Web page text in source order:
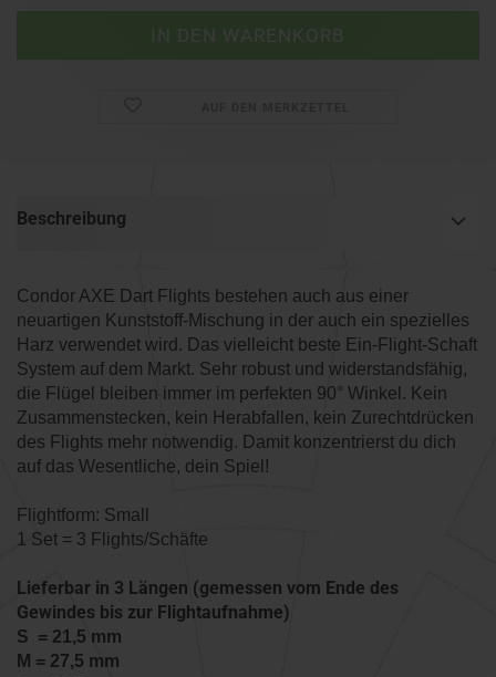
Beschreibung
Condor AXE Dart Flights bestehen auch aus einer
neuartigen Kunststoff-Mischung in der auch ein spezielles
Harz verwendet wird. Das vielleicht beste Ein-Flight-Schaft
System auf dem Markt. Sehr robust und widerstandsfähig,
die Flügel bleiben immer im perfekten 90° Winkel. Kein
Zusammenstecken, kein Herabfallen, kein Zurechtdrücken
des Flights mehr notwendig. Damit konzentrierst du dich
auf das Wesentliche, dein Spiel!
Flightform: Small
1 Set = 3 Flights/Schäfte
Lieferbar in 3 Längen (gemessen vom Ende des
Gewindes bis zur Flightaufnahme)
S = 21,5 mm
M = 27,5 mm